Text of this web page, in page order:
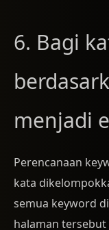
6. Bagi
menjadi
Perencanaan
kata
semua keyword
halaman